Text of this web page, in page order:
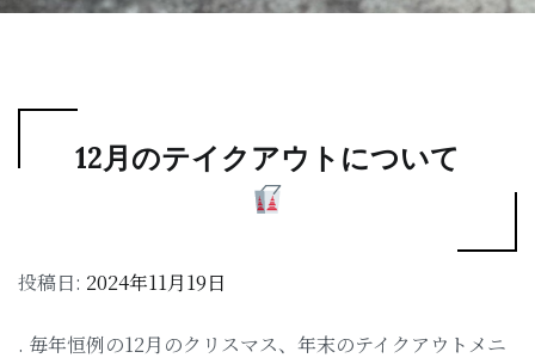
12月のテイクアウトについて
投稿日: 2024年11月19日
. 毎年恒例の12月のクリスマス、年末のテイクアウトメニ